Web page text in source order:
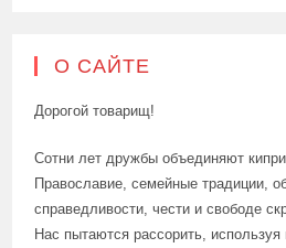
О САЙТЕ
Дорогой товарищ!
Сотни лет дружбы объединяют
Православие, семейные традиции,
справедливости, чести и свободе
Нас пытаются рассорить,